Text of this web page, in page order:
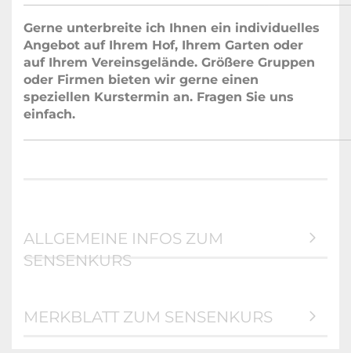
Gerne unterbreite ich Ihnen ein individuelles
Angebot auf Ihrem Hof, Ihrem Garten oder
auf Ihrem Vereinsgelände. Größere Gruppen
oder Firmen bieten wir gerne einen
speziellen Kurstermin an. Fragen Sie uns
einfach.
ALLGEMEINE INFOS ZUM
SENSENKURS
MERKBLATT ZUM SENSENKURS